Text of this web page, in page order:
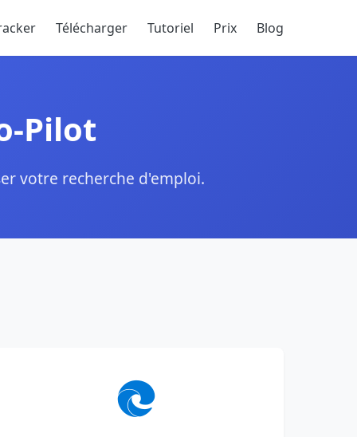
Télécharger Tutoriel Prix Blog
Pilot
votre recherche d'emploi.